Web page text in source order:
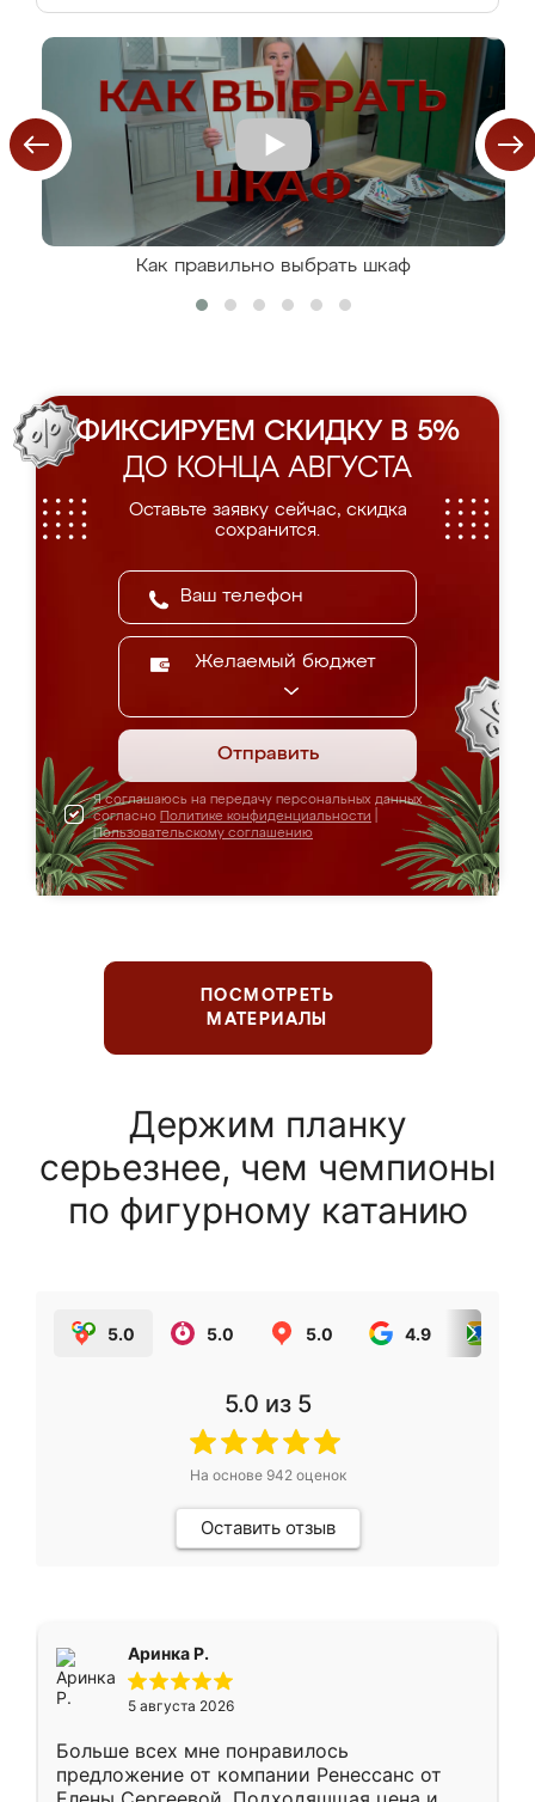
Как правильно выбрать шкаф
ФИКСИРУЕМ СКИДКУ В 5%
ДО КОНЦА АВГУСТА
Оставьте заявку сейчас, скидка
сохранится.
Желаемый бюджет
Отправить
Я соглашаюсь на передачу персональных данных
согласно Политике конфиденциальности
Пользовательскому соглашению
ПОСМОТРЕТЬ
МАТЕРИАЛЫ
Держим планку
серьезнее, чем чемпионы
по фигурному катанию
5.0 5.0 5.0 4.9
5.0 из 5
На основе 942оценок
Оставить отзыв
Аринка Р.
5 августа 2026
Больше всех мне понравилось
предложение от компании Ренессанс от